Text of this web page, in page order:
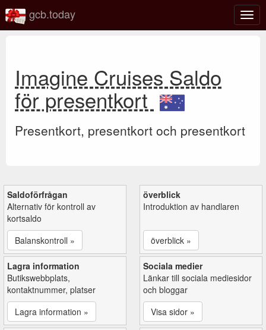
gcb.today
Imagine Cruises Saldo
för presentkort
Presentkort, presentkort och presentkort
Saldoförfrågan
Alternativ för kontroll av
kortsaldo
Balanskontroll »
överblick
Introduktion av handlaren
överblick »
Lagra information
Butikswebbplats,
kontaktnummer, platser
Lagra information »
Sociala medier
Länkar till sociala mediesidor
och bloggar
Visa sidor »